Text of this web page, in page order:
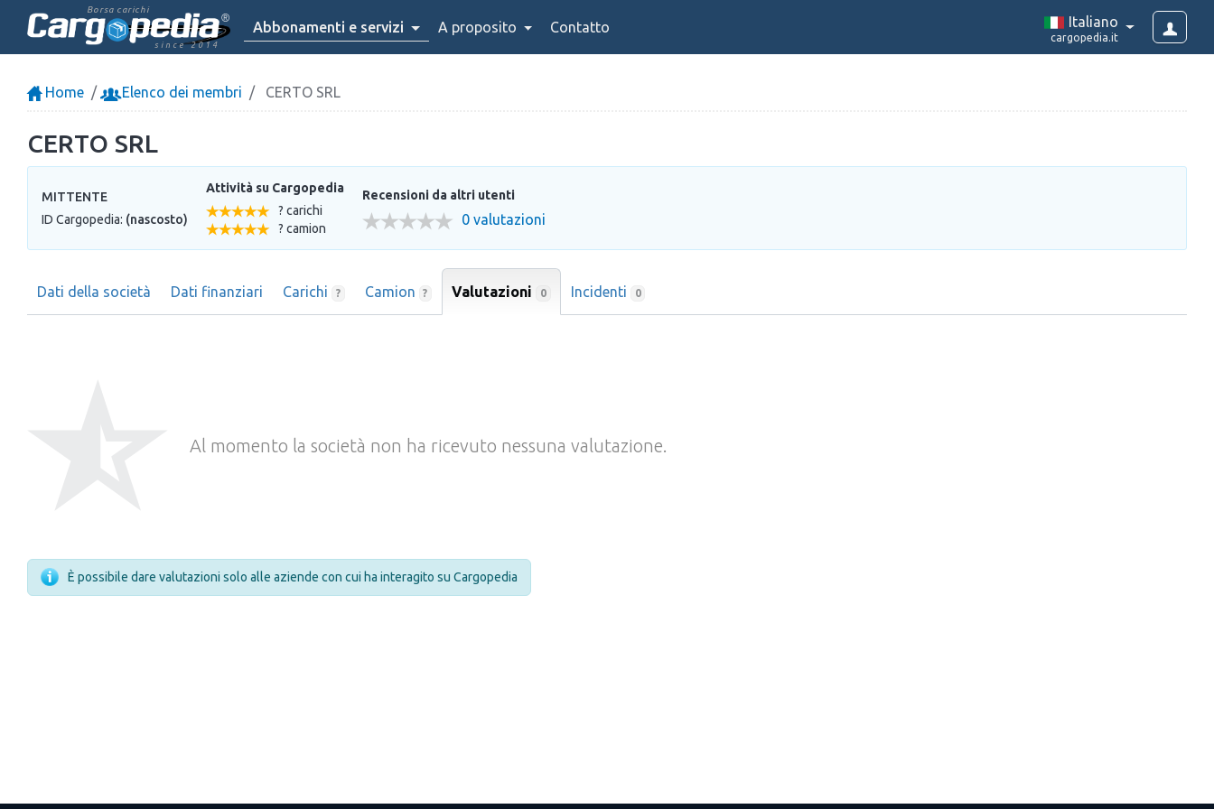
Borsa carichi
since 2014
Abbonamenti e servizi A proposito Contatto Italiano
cargopedia.it
Home Elenco dei membri CERTO SRL
CERTO SRL
MITTENTE
ID Cargopedia: (nascosto)
Attività su Cargopedia
? carichi
? camion
Recensioni da altri utenti
0 valutazioni
Dati della società Dati finanziari Carichi ? Camion ? Valutazioni 0 Incidenti 0
Al momento la società non ha ricevuto nessuna valutazione.
È possibile dare valutazioni solo alle aziende con cui ha interagito su Cargopedia